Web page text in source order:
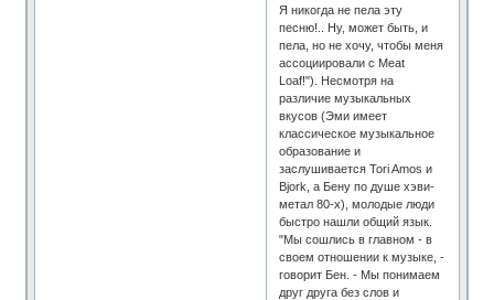
Я никогда не пела эту
песню!.. Ну, может быть, и
пела, но не хочу, чтобы меня
ассоциировали с Meat
Loaf!"). Несмотря на
различие музыкальных
вкусов (Эми имеет
классическое музыкальное
образование и
заслушивается Tori Amos и
Bjork, а Бену по душе хэви-
метал 80-х), молодые люди
быстро нашли общий язык.
"Мы сошлись в главном - в
своем отношении к музыке, -
говорит Бен. - Мы понимаем
друг друга без слов и